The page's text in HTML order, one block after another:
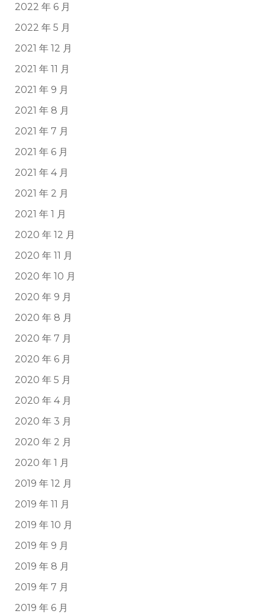
2022 年 6 月
2022 年 5 月
2021 年 12 月
2021 年 11 月
2021 年 9 月
2021 年 8 月
2021 年 7 月
2021 年 6 月
2021 年 4 月
2021 年 2 月
2021 年 1 月
2020 年 12 月
2020 年 11 月
2020 年 10 月
2020 年 9 月
2020 年 8 月
2020 年 7 月
2020 年 6 月
2020 年 5 月
2020 年 4 月
2020 年 3 月
2020 年 2 月
2020 年 1 月
2019 年 12 月
2019 年 11 月
2019 年 10 月
2019 年 9 月
2019 年 8 月
2019 年 7 月
2019 年 6 月